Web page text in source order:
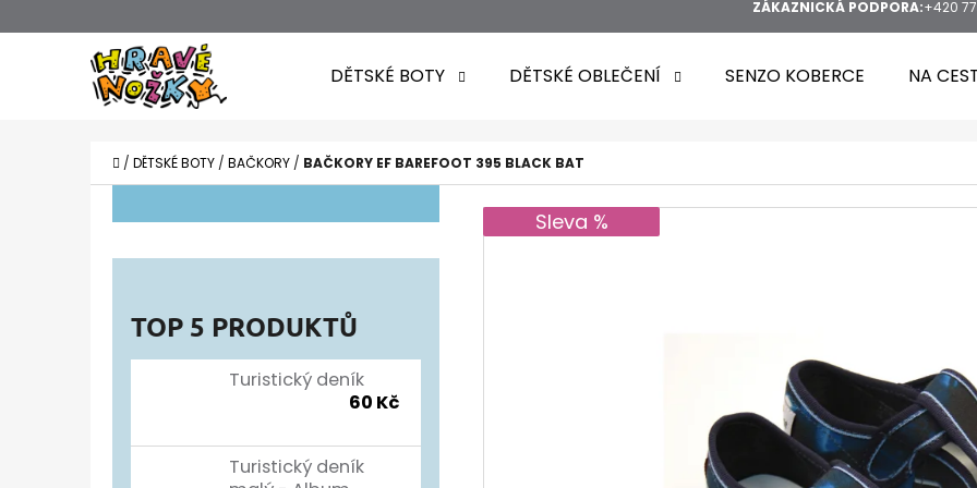
ZÁKAZNICKÁ PODPORA:+420
DĚTSKÉ BOTY DĚTSKÉ OBLEČENÍ SENZO KOBERCE NA
DOMŮ
/ DĚTSKÉ BOTY / BAČKORY / BAČKORY EF BAREFOOT 395 BLACK BAT
TOP 5 PRODUKTŮ
Turistický deník
60 Kč
Turistický deník
Sleva %
Zpět
do
Zpět
do